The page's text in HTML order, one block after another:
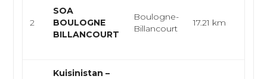
2
SOA
BOULOGNE
BILLANCOURT
Boulogne-
Billancourt
17.21 km
Kuisinistan –